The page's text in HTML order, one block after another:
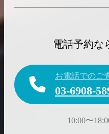
電話予約な
お電話でのご
03-6908-
10:00〜